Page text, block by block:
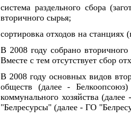
система раздельного сбора
вторичного сырья;
сортировка отходов на
В 2008 году собрано
Вместе с тем отсутствует сбор
В 2008 году основных видов
обществ (далее -
коммунального хозяйства
"Белресурсы" (далее - ГО